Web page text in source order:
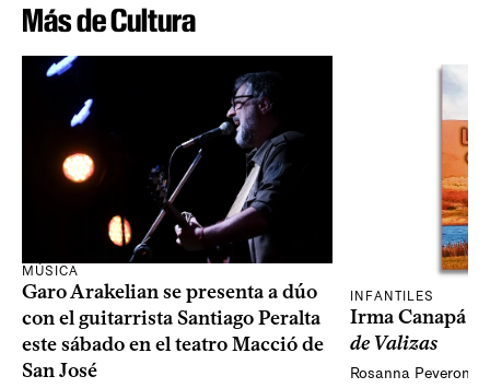
Más de Cultura
MÚSICA
Garo Arakelian se presenta a dúo
con el guitarrista Santiago Peralta
este sábado en el teatro Macció de
San José
INFANTILES
Irma Canapá
de Valizas
Rosanna Peveroni